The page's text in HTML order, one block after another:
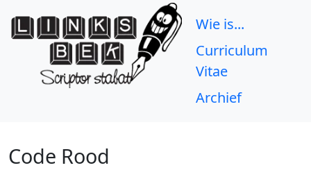
Wie is...
Curriculum
Vitae
Archief
Code Rood